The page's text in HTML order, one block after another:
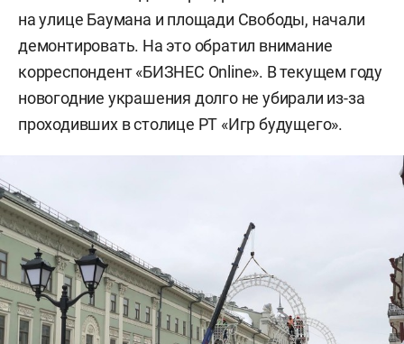
на улице Баумана и площади Свободы, начали
демонтировать. На это обратил внимание
корреспондент «БИЗНЕС Online». В текущем году
новогодние украшения долго не убирали из-за
проходивших в столице РТ «Игр будущего».